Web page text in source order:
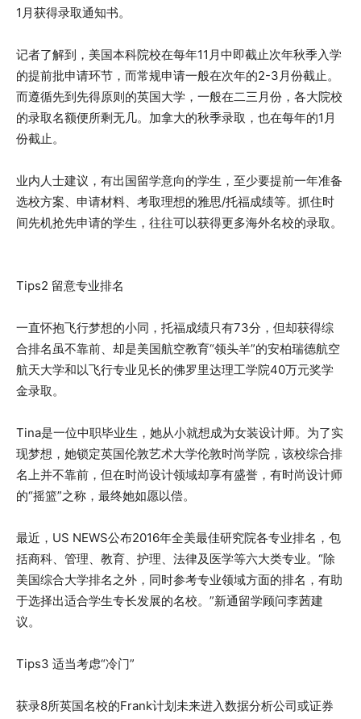
1月获得录取通知书。
记者了解到，美国本科院校在每年11月中即截止次年秋季入学
的提前批申请环节，而常规申请一般在次年的2-3月份截止。
而遵循先到先得原则的英国大学，一般在二三月份，各大院校
的录取名额便所剩无几。加拿大的秋季录取，也在每年的1月
份截止。
业内人士建议，有出国留学意向的学生，至少要提前一年准备
选校方案、申请材料、考取理想的雅思/托福成绩等。抓住时
间先机抢先申请的学生，往往可以获得更多海外名校的录取。
Tips2 留意专业排名
一直怀抱飞行梦想的小同，托福成绩只有73分，但却获得综
合排名虽不靠前、却是美国航空教育“领头羊”的安柏瑞德航空
航天大学和以飞行专业见长的佛罗里达理工学院40万元奖学
金录取。
Tina是一位中职毕业生，她从小就想成为女装设计师。为了实
现梦想，她锁定英国伦敦艺术大学伦敦时尚学院，该校综合排
名上并不靠前，但在时尚设计领域却享有盛誉，有时尚设计师
的“摇篮”之称，最终她如愿以偿。
最近，US NEWS公布2016年全美最佳研究院各专业排名，包
括商科、管理、教育、护理、法律及医学等六大类专业。“除
美国综合大学排名之外，同时参考专业领域方面的排名，有助
于选择出适合学生专长发展的名校。”新通留学顾问李茜建
议。
Tips3 适当考虑“冷门”
获录8所英国名校的Frank计划未来进入数据分析公司或证券